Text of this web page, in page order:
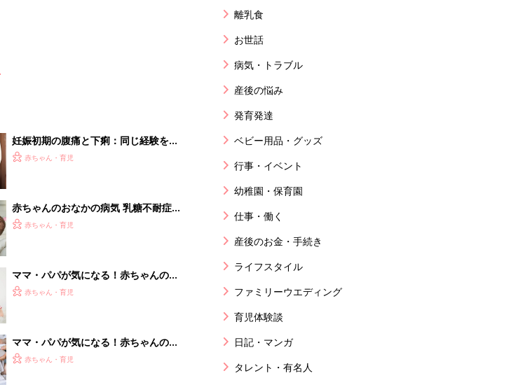
妊娠初期の腹痛と下痢：同じ経験をし
た方いますか？－”まいにちのたまひ
赤ちゃん・育児
赤ちゃんのおなかの病気 乳糖不耐症
の症状とケア【医師監修】
赤ちゃん・育児
ママ・パパが気になる！赤ちゃんのお
なかの症状 生理的嘔吐 【医師監修】
赤ちゃん・育児
ママ・パパが気になる！赤ちゃんのお
なかの症状 生理的便秘 【医師監修】
赤ちゃん・育児
離乳食
お世話
病気・トラブル
産後の悩み
発育発達
ベビー用品・グッズ
行事・イベント
幼稚園・保育園
仕事・働く
産後のお金・手続き
ライフスタイル
ファミリーウエディング
育児体験談
日記・マンガ
タレント・有名人